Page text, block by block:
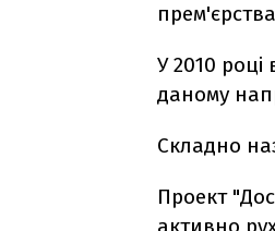
У 2010
даному
Складно
Проект